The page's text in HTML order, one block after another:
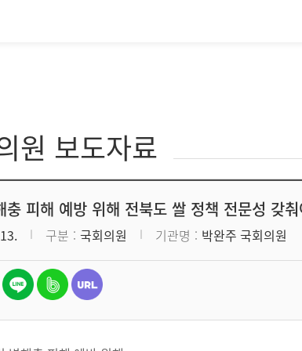
원 보도자료
충 피해 예방 위해 전북도 쌀 정책 전문성 갖
구분 국회의원 기관명 박완주 국회의원